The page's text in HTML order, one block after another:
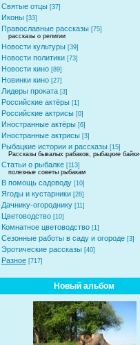
Святые отцы [37]
Иконы [33]
Православные рассказы [75]
рассказы о религии
Новости культуры [39]
Новости политики [73]
Новости кино [89]
Новинки кино [27]
Лидеры проката [3]
Российские актёры [1]
Российские актрисы [0]
Иностранные актёры [6]
Иностранные актрисы [3]
Рыбацкие истории и рассказы [15]
Рассказы бывалых рабаков, рыбацкие байки
Статьи о рыбалке [113]
полезные советы рыбакам
В помощь садоводу [10]
Ягоды и кустарники [28]
Дачнику-огороднику [11]
Цветоводство [10]
Комнатное цветоводство [1]
Сезонные работы в саду и огороде [3]
Эротические рассказы [40]
Разное [717]
Новый альбом